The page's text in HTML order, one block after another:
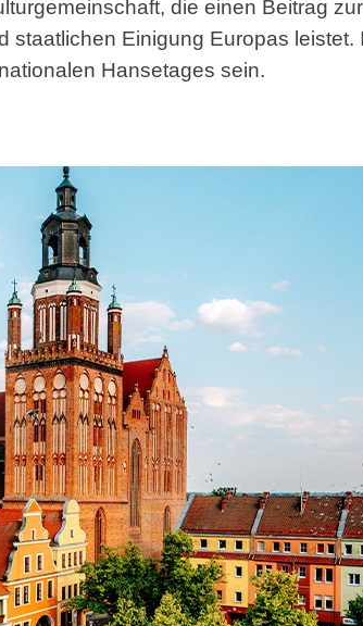
die einen Beitrag zur
staatlichen Einigung Europas leistet.
Hansetages sein.